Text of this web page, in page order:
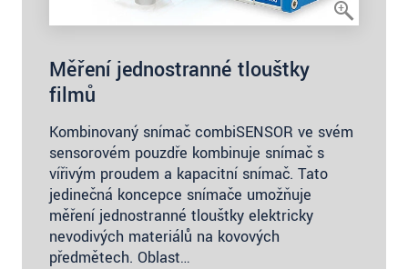
Měření jednostranné tloušťky
filmů
Kombinovaný snímač combiSENSOR ve svém
sensorovém pouzdře kombinuje snímač s
vířivým proudem a kapacitní snímač. Tato
jedinečná koncepce snímače umožňuje
měření jednostranné tloušťky elektricky
nevodivých materiálů na kovových
předmětech. Oblast…